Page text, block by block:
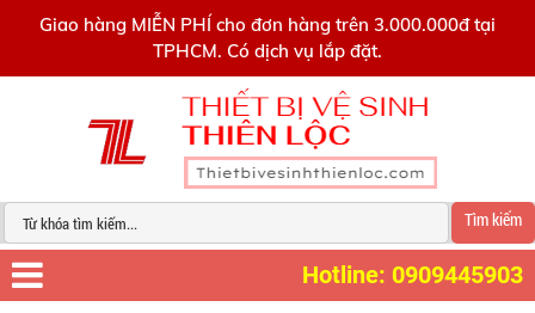
Giao hàng MIỄN PHÍ cho đơn hàng trên 3.000.000đ tại
TPHCM. Có dịch vụ lắp đặt.
Tìm kiếm
Hotline: 0909445903
0909445903